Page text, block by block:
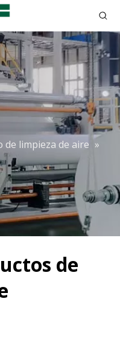
de limpieza de aire »
de